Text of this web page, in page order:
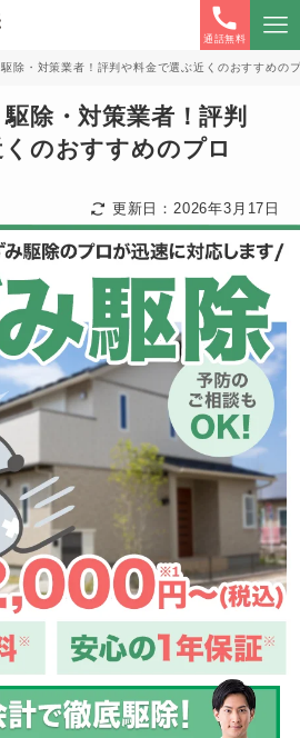
通話無料
除・対策業者！評判や料金で選ぶ近くのおすすめの
除・対策業者！評判
のおすすめのプロ
更新日：2026年3月17日